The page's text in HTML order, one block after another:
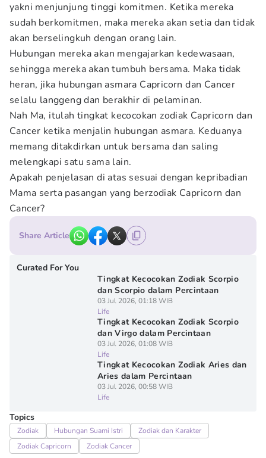
yakni menjunjung tinggi komitmen. Ketika mereka
sudah berkomitmen, maka mereka akan setia dan tidak
akan berselingkuh dengan orang lain.
Hubungan mereka akan mengajarkan kedewasaan,
sehingga mereka akan tumbuh bersama. Maka tidak
heran, jika hubungan asmara Capricorn dan Cancer
selalu langgeng dan berakhir di pelaminan.
Nah Ma, itulah tingkat kecocokan zodiak Capricorn dan
Cancer ketika menjalin hubungan asmara. Keduanya
memang ditakdirkan untuk bersama dan saling
melengkapi satu sama lain.
Apakah penjelasan di atas sesuai dengan kepribadian
Mama serta pasangan yang berzodiak Capricorn dan
Cancer?
Share Article
Curated For You
Tingkat Kecocokan Zodiak Scorpio
dan Scorpio dalam Percintaan
03 Jul 2026, 01:18 WIB
Life
Tingkat Kecocokan Zodiak Scorpio
dan Virgo dalam Percintaan
03 Jul 2026, 01:08 WIB
Life
Tingkat Kecocokan Zodiak Aries dan
Aries dalam Percintaan
03 Jul 2026, 00:58 WIB
Life
Topics
Zodiak Hubungan Suami Istri
Zodiak dan Karakter
Zodiak Capricorn
Zodiak Cancer